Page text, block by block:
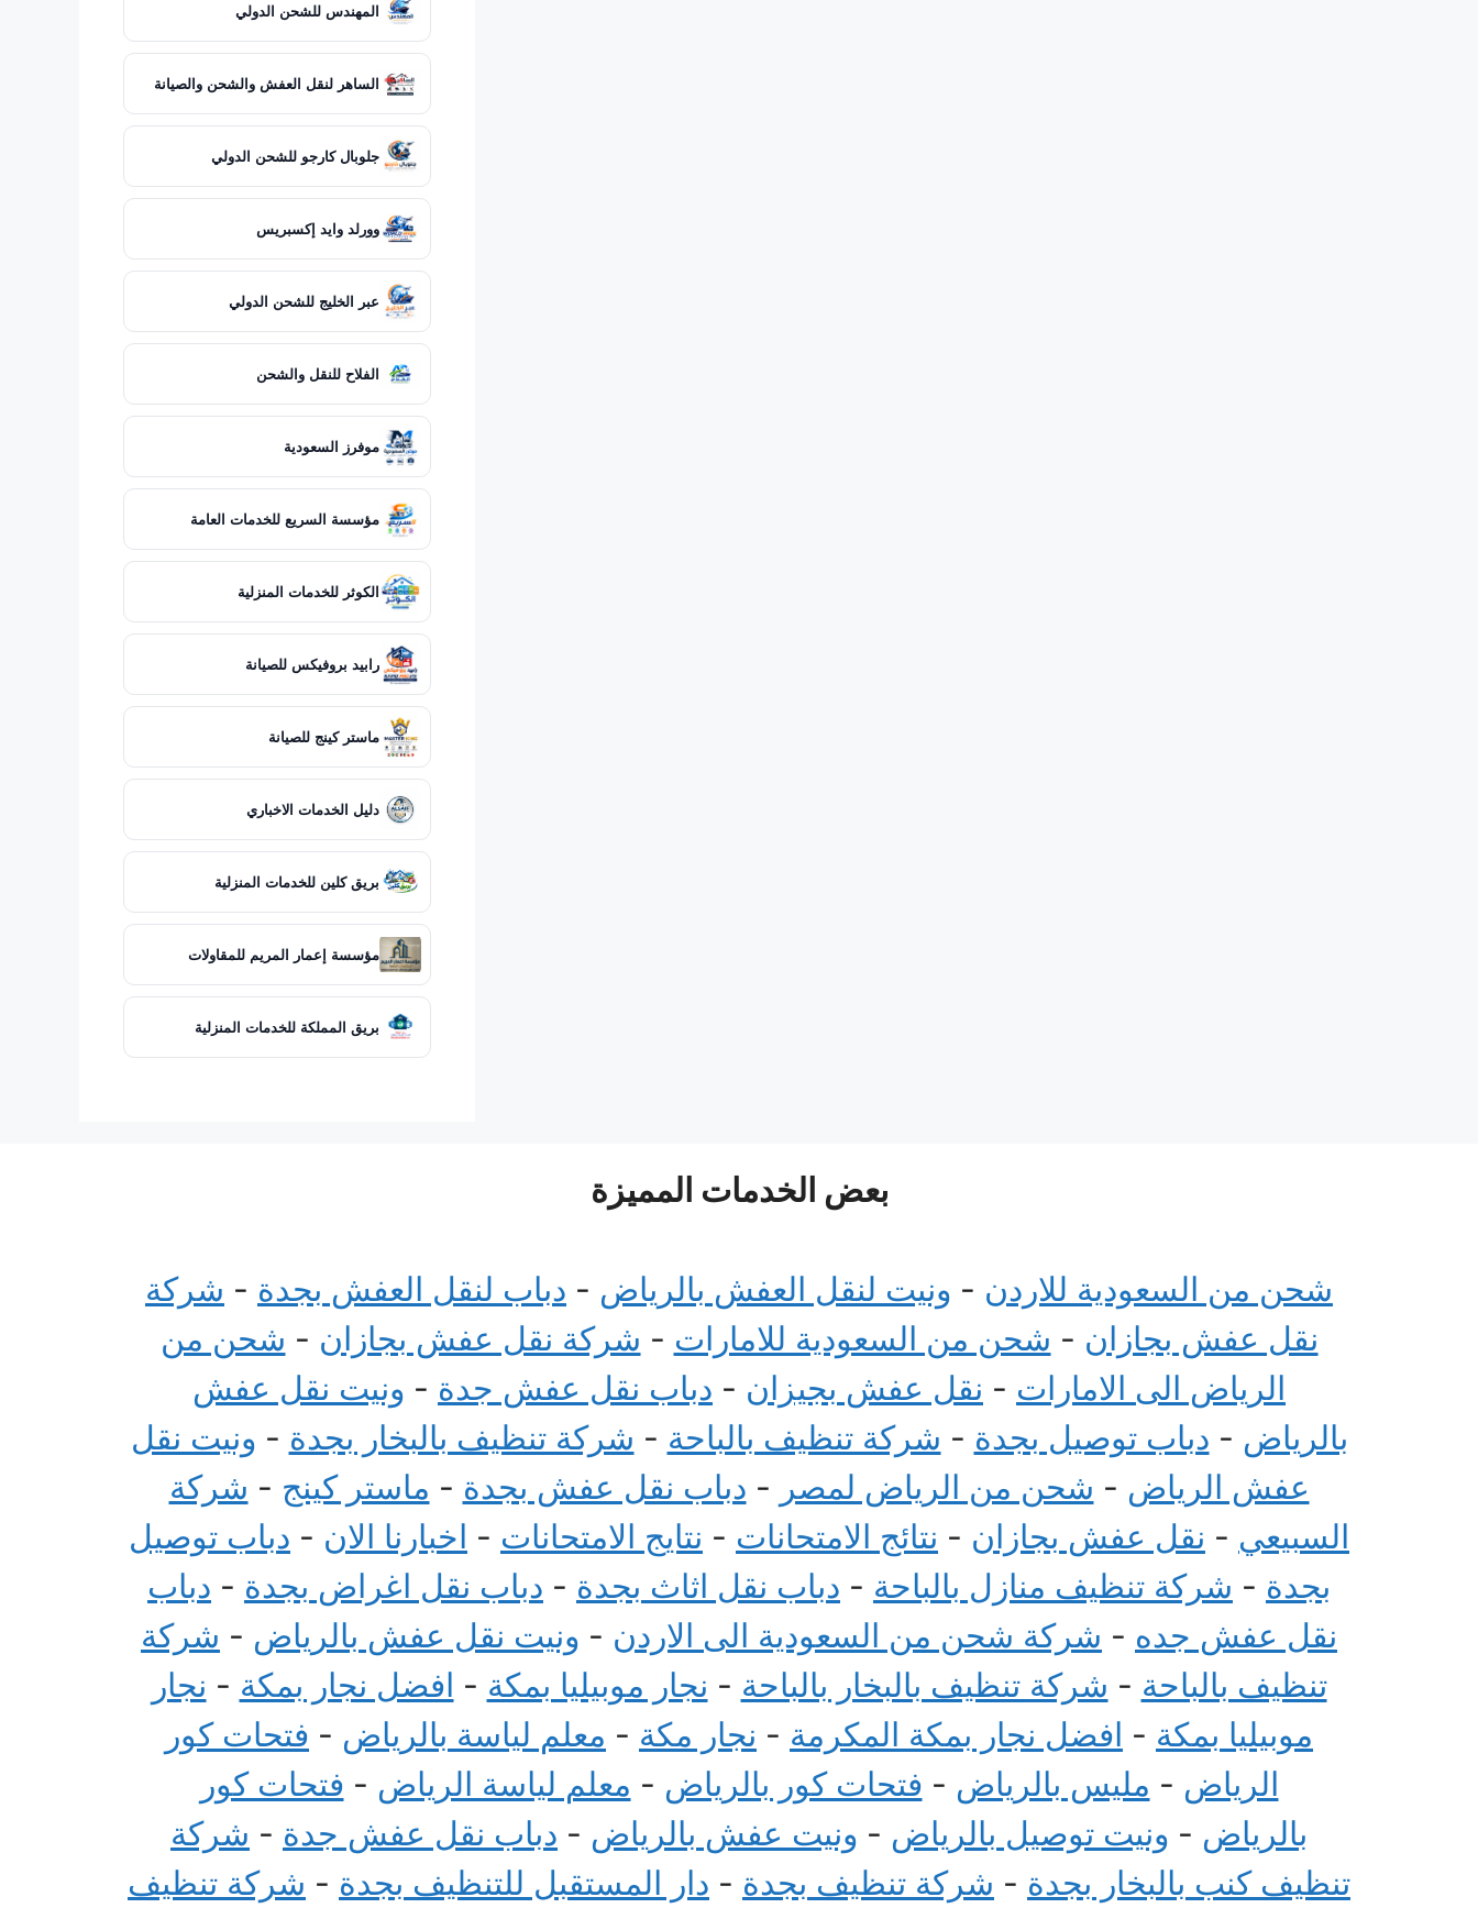
المهندس للشحن الدولي
الساهر لنقل العفش والشحن والصيانة
جلوبال كارجو للشحن الدولي
وورلد وايد إكسبريس
عبر الخليج للشحن الدولي
الفلاح للنقل والشحن
موفرز السعودية
مؤسسة السريع للخدمات العامة
الكوثر للخدمات المنزلية
رابيد بروفيكس للصيانة
ماستر كينج للصيانة
دليل الخدمات الاخباري
بريق كلين للخدمات المنزلية
مؤسسة إعمار المريم للمقاولات
بريق المملكة للخدمات المنزلية
بعض الخدمات المميزة
شحن من السعودية للاردن - ونيت لنقل العفش بالرياض - دباب لنقل العفش بجدة - شركة
نقل عفش بجازان - شحن من السعودية للامارات - شركة نقل عفش بجازان - شحن من
الرياض الى الامارات - نقل عفش بجيزان - دباب نقل عفش جدة - ونيت نقل عفش
بالرياض - دباب توصيل بجدة - شركة تنظيف بالباحة - شركة تنظيف بالبخار بجدة - ونيت نقل
عفش الرياض - شحن من الرياض لمصر - دباب نقل عفش بجدة - ماستر كينج - شركة
السبيعي - نقل عفش بجازان - نتائج الامتحانات - نتايج الامتحانات - اخبارنا الان - دباب توصيل
بجدة - شركة تنظيف منازل بالباحة - دباب نقل اثاث بجدة - دباب نقل اغراض بجدة - دباب
نقل عفش جده - شركة شحن من السعودية الى الاردن - ونيت نقل عفش بالرياض - شركة
تنظيف بالباحة - شركة تنظيف بالبخار بالباحة - نجار موبيليا بمكة - افضل نجار بمكة - نجار
موبيليا بمكة - افضل نجار بمكة المكرمة - نجار مكة - معلم لياسة بالرياض - فتحات كور
الرياض - مليس بالرياض - فتحات كور بالرياض - معلم لياسة الرياض - فتحات كور
بالرياض - ونيت توصيل بالرياض - ونيت عفش بالرياض - دباب نقل عفش جدة - شركة
تنظيف كنب بالبخار بجدة - شركة تنظيف بجدة - دار المستقبل للتنظيف بجدة - شركة تنظيف